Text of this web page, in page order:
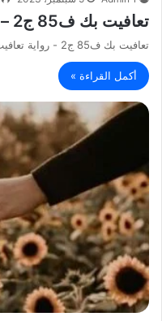
تعافيت بك ف85 ج2 – رواية تعافيت بك PDF
تعافيت بك ف85 ج2 - رواية تعافيت بك PDF
أكمل القراءة »